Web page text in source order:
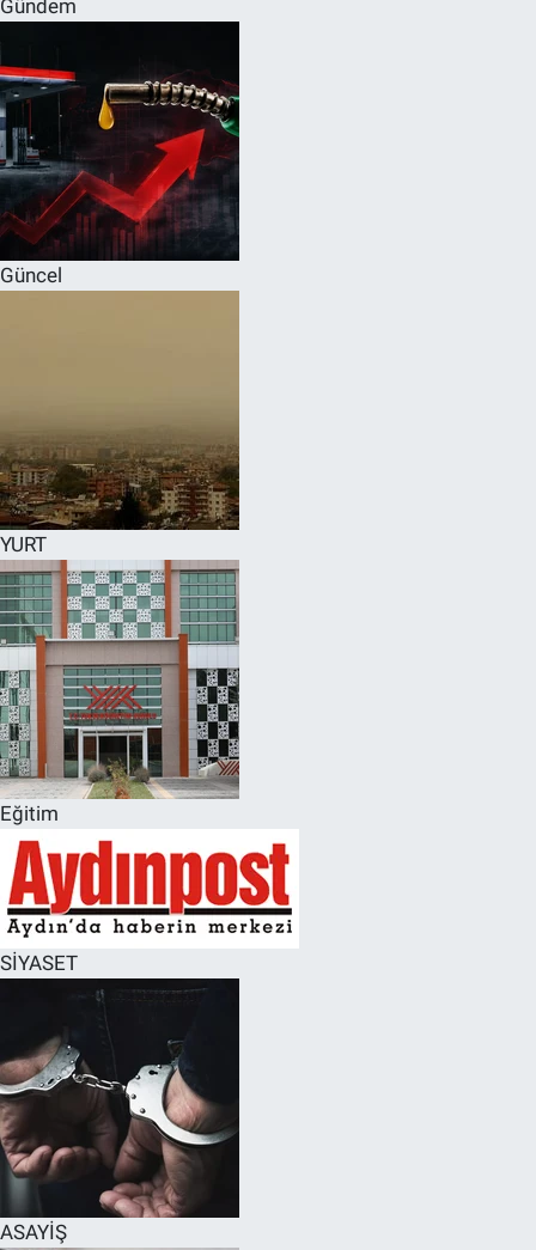
Gündem
Güncel
YURT
Eğitim
SİYASET
ASAYİŞ
RESMİ İLANLAR